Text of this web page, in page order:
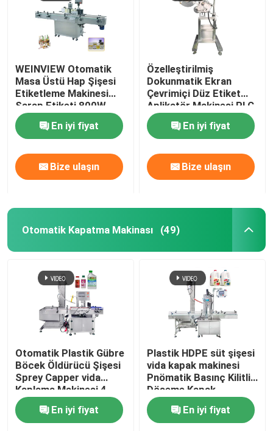
Ürün:% s
VİDEOLAR
Hakkımızda
Fabrika turu
Kalite kontrol
Bize Ulaşın
WEINVIEW Otomatik
Masa Üstü Hap Şişesi
Etiketleme Makinesi
Şarap Etiketi 800W
En iyi fiyat
Bize ulaşın
Özelleştirilmiş
Dokunmatik Ekran
Çevrimiçi Düz Etiket
Aplikatör Makinesi PLC
Kontrolü 380W
En iyi fiyat
Bize ulaşın
Otomatik Kapatma Makinası (49)
Otomatik Plastik Gübre
Böcek Öldürücü Şişesi
Sprey Capper vida
Kaplama Makinesi 4
Tekerlek
En iyi fiyat
Plastik HDPE süt şişesi
vida kapak makinesi
Pnömatik Basınç Kilitli
Döşeme Kapak
makinesi
En iyi fiyat